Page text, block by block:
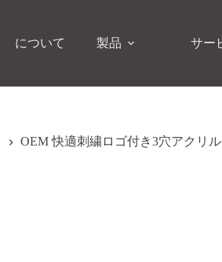
について 製品 サー
OEM 快適刺繍ロゴ付き3穴アクリ